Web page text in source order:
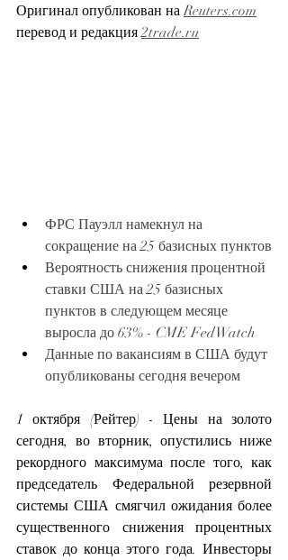
Оригинал опубликован на Reuters.com
перевод и редакция 2trade.ru
ФРС Пауэлл намекнул на
сокращение на 25 базисных пунктов
Вероятность снижения процентной
ставки США на 25 базисных
пунктов в следующем месяце
выросла до 63% - CME FedWatch
Данные по вакансиям в США будут
опубликованы сегодня вечером
1 октября (Рейтер) - Цены на золото
сегодня, во вторник, опустились ниже
рекордного максимума после того, как
председатель Федеральной резервной
системы США смягчил ожидания более
существенного снижения процентных
ставок до конца этого года. Инвесторы